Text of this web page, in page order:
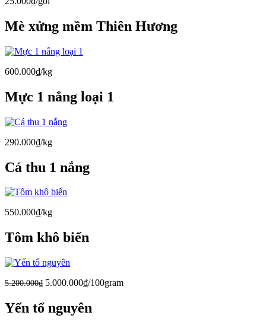
Mè xửng mềm Thiên Hương
600.000₫/kg
Mực 1 nắng loại 1
290.000₫/kg
Cá thu 1 nắng
550.000₫/kg
Tôm khô biển
5.200.000₫ 5.000.000₫/100gram
Yến tổ nguyên